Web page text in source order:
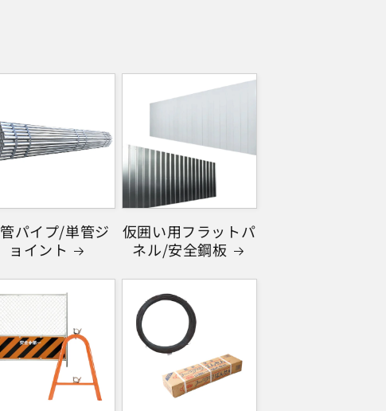
パイプ/単管ジ
ョイント
仮囲い用フラットパ
ネル/安全鋼板